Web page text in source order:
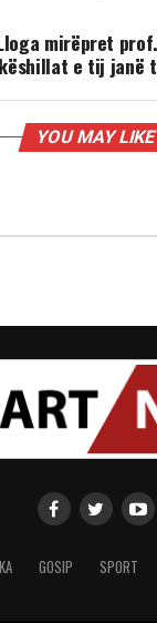
mirëpret
e tij janë
YOU MAY LIKE
GOSIP SPORT